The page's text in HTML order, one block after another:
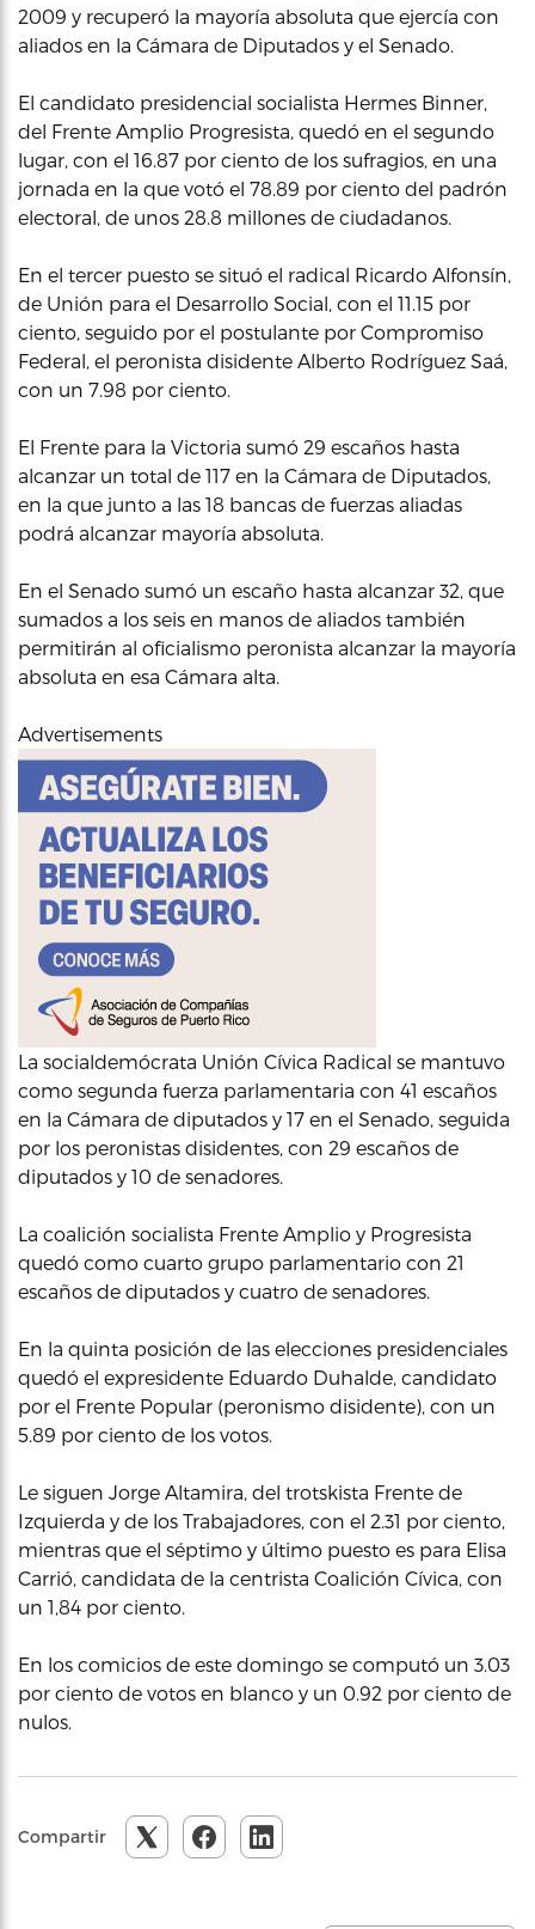
2009 y recuperó la mayoría absoluta que ejercía con
aliados en la Cámara de Diputados y el Senado.
El candidato presidencial socialista Hermes Binner,
del Frente Amplio Progresista, quedó en el segundo
lugar, con el 16.87 por ciento de los sufragios, en una
jornada en la que votó el 78.89 por ciento del padrón
electoral, de unos 28.8 millones de ciudadanos.
En el tercer puesto se situó el radical Ricardo Alfonsín,
de Unión para el Desarrollo Social, con el 11.15 por
ciento, seguido por el postulante por Compromiso
Federal, el peronista disidente Alberto Rodríguez Saá,
con un 7.98 por ciento.
El Frente para la Victoria sumó 29 escaños hasta
alcanzar un total de 117 en la Cámara de Diputados,
en la que junto a las 18 bancas de fuerzas aliadas
podrá alcanzar mayoría absoluta.
En el Senado sumó un escaño hasta alcanzar 32, que
sumados a los seis en manos de aliados también
permitirán al oficialismo peronista alcanzar la mayoría
absoluta en esa Cámara alta.
Advertisements
La socialdemócrata Unión Cívica Radical se mantuvo
como segunda fuerza parlamentaria con 41 escaños
en la Cámara de diputados y 17 en el Senado, seguida
por los peronistas disidentes, con 29 escaños de
diputados y 10 de senadores.
La coalición socialista Frente Amplio y Progresista
quedó como cuarto grupo parlamentario con 21
escaños de diputados y cuatro de senadores.
En la quinta posición de las elecciones presidenciales
quedó el expresidente Eduardo Duhalde, candidato
por el Frente Popular (peronismo disidente), con un
5.89 por ciento de los votos.
Le siguen Jorge Altamira, del trotskista Frente de
Izquierda y de los Trabajadores, con el 2.31 por ciento,
mientras que el séptimo y último puesto es para Elisa
Carrió, candidata de la centrista Coalición Cívica, con
un 1,84 por ciento.
En los comicios de este domingo se computó un 3.03
por ciento de votos en blanco y un 0.92 por ciento de
nulos.
Compartir